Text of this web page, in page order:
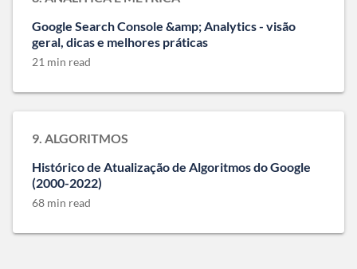
Google Search Console &amp; Analytics - visão
geral, dicas e melhores práticas
21 min read
9. ALGORITMOS
Histórico de Atualização de Algoritmos do Google
(2000-2022)
68 min read